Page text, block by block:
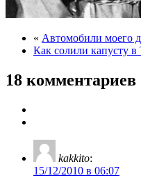
« Автомобили моего
Как солили капусту в
18 комментариев
kakkito:
15/12/2010 в 06:07